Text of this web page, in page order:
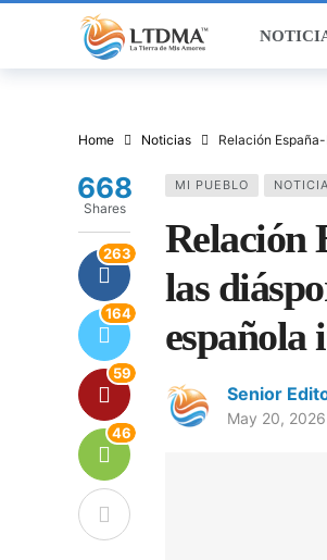
Home Noticias Relación
MI PUEBLO
Relación
las
española
Senior
May 20, 2026
668
Shares
263
164
59
46